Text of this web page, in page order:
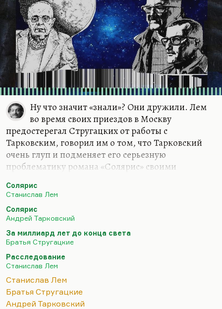
Ну что значит «знали»? Они дружили. Лем
во время своих приездов в Москву
предостерегал Стругацких от работы с
Тарковским, говорил им о том, что Тарковский
очень глуп и подменяет его серьезную
проблематику романа «Солярис» своими
установками. Он видел в нем безнадежного
Но Лем и Стругацкие, безусловно, находились в
ситуации взаимного влияния. Я думаю, что
«Насморк» и «Рукопись, найденная в ванне»
повлияли на поздних Стругацких, в особенности
на «За миллиард лет…». Некоторые идеи
Стругацких, прежде всего пессимизм в
отношении Странников, я думаю, повлиял на
«Фиаско», повлиял на Лема, это невозможность
Солярис
Станислав Лем
Солярис
Андрей Тарковский
За миллиард лет до конца света
Братья Стругацкие
Расследование
Станислав Лем
Станислав Лем
Братья Стругацкие
Андрей Тарковский